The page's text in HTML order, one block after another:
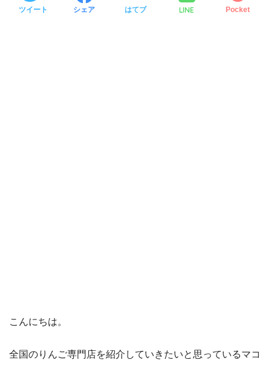
ツイート シェア はてブ LINE Pocket
こんにちは。
全国のりんご専門店を紹介していきたいと思っているマコ